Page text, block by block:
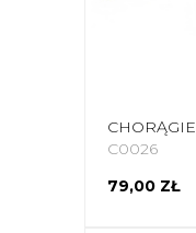
C0026
79,00 ZŁ